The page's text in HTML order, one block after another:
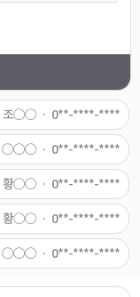
조○○ 0**-****-****
○○○ 0**-****-****
황○○ 0**-****-****
황○○ 0**-****-****
○○○ 0**-****-****
○○○ 0**-****-****